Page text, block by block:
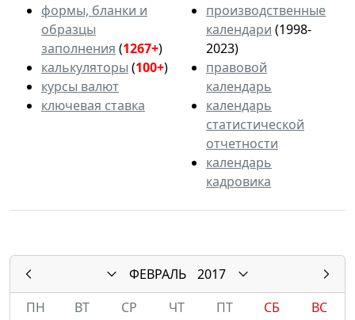
формы, бланки и
образцы
заполнения (1267+)
калькуляторы (100+)
курсы валют
ключевая ставка
производственные
календари (1998-
2023)
правовой
календарь
календарь
статистической
отчетности
календарь
кадровика
ФЕВРАЛЬ
2017
ПН
ВТ СР ЧТ ПТ СБ
ВС